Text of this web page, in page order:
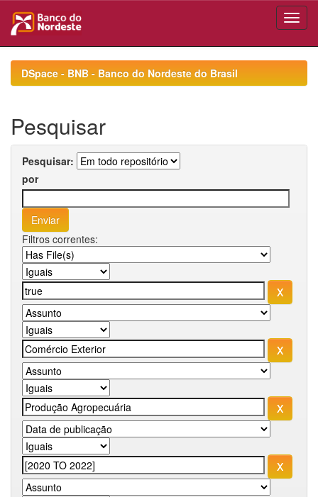
navigationDSpace - BNB - Banco do Nordeste do Brasil
Pesquisar
Pesquisar:
por
Filtros correntes: